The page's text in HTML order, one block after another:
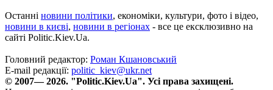
Останні новини політики, економіки, культури, фото і відео,
новини в києві, новини в регіонах - все це ексклюзивно на
сайті Politic.Kiev.Ua.
Головний редактор: Роман Кшановський
E-mail редакції: politic_kiev@ukr.net
© 2007— 2026. "Politic.Kiev.Ua". Усі права захищені.